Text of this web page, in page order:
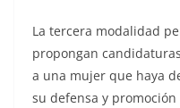
La tercera modalidad
propongan
a una mujer que haya
su defensa y